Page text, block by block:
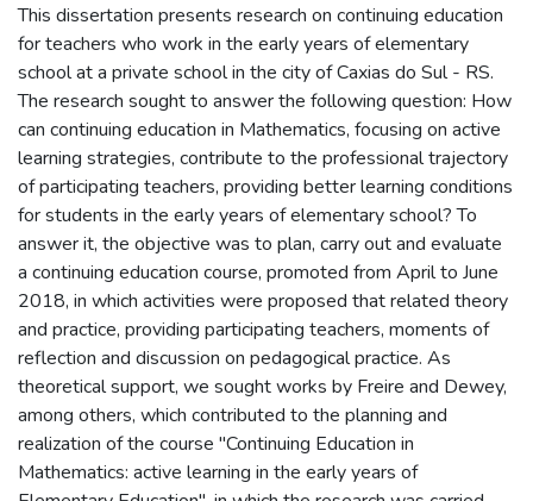
This dissertation presents research on continuing education
for teachers who work in the early years of elementary
school at a private school in the city of Caxias do Sul - RS.
The research sought to answer the following question: How
can continuing education in Mathematics, focusing on active
learning strategies, contribute to the professional trajectory
of participating teachers, providing better learning conditions
for students in the early years of elementary school? To
answer it, the objective was to plan, carry out and evaluate
a continuing education course, promoted from April to June
2018, in which activities were proposed that related theory
and practice, providing participating teachers, moments of
reflection and discussion on pedagogical practice. As
theoretical support, we sought works by Freire and Dewey,
among others, which contributed to the planning and
realization of the course "Continuing Education in
Mathematics: active learning in the early years of